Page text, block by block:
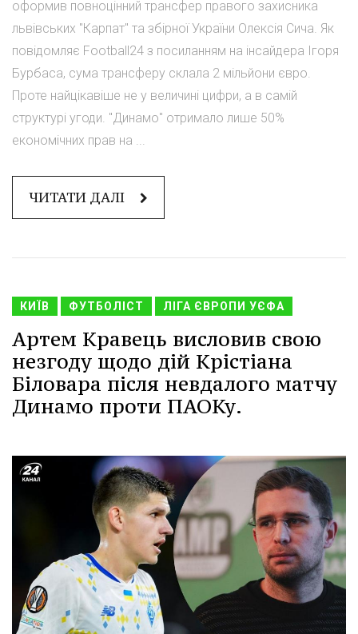
оформив повноцінний трансфер правого захисника
львівських "Карпат" та збірної України Олексія Сича. Як
повідомляє Football24 з посиланням на інсайдера Ігоря
Бурбаса, сума трансферу склала 2 мільйони євро.
Проте найцікавіше не у величині цифри, а в самій
структурі угоди. "Динамо" отримало лише 50%
економічних прав на ...
ЧИТАТИ ДАЛІ
КИЇВ ФУТБОЛІСТ ЛІГА ЄВРОПИ УЄФА
Артем Кравець висловив свою
незгоду щодо дій Крістіана
Біловара після невдалого матчу
Динамо проти ПАОКу.